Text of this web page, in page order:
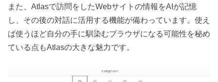
また、Atlasで訪問をしたWebサイトの情報をAIが記憶
し、その後の対話に活用する機能が備わっています。使え
ば使うほど自分の手に馴染むブラウザになる可能性を秘め
ている点もAtlasの大きな魅力です。